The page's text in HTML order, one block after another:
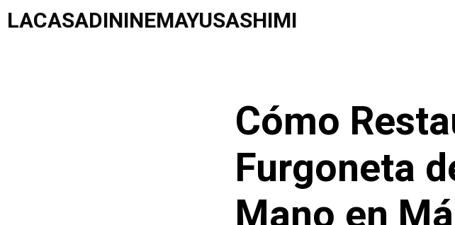
Saltar
alLACASADININEMAYUSASHIMI
Cómo
Furgoneta